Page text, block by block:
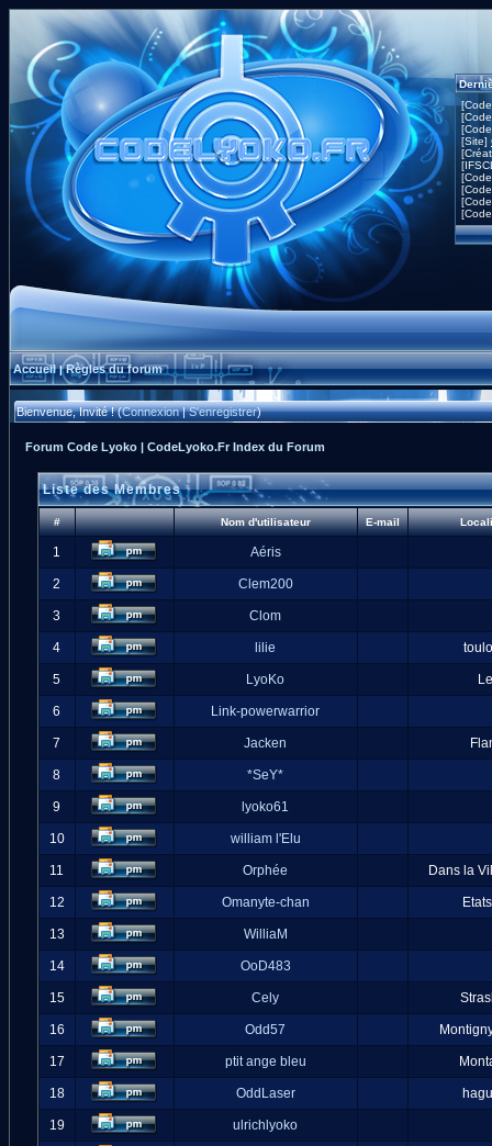
[Site]
Accueil|Règles du forum
Bienvenue, Invité ! (Connexion|S'enregistrer)
Forum Code Lyoko | CodeLyoko.Fr Index du Forum
Liste des Membres
# Nom d'utilisateur E-mail
1 Aéris
2 Clem200
3 Clom
4 lilie
5 LyoKo
6 Link-powerwarrior
7 Jacken
8 *SeY*
9 lyoko61
10 william l'Elu
11 Orphée Dans la
12 Omanyte-chan
13 WilliaM
14 OoD483
15 Cely
16 Odd57
17 ptit ange bleu
18 OddLaser
19 ulrichlyoko